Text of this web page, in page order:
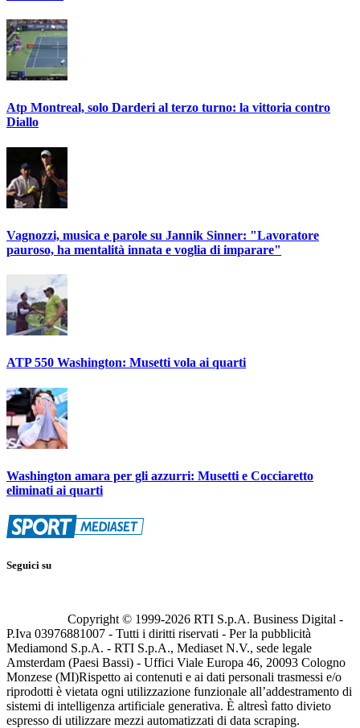
Atp Montreal, solo Darderi al terzo turno: la vittoria contro
Diallo
Vagnozzi, musica e parole su Jannik Sinner: "Lavoratore
pauroso, ha mentalità innata e voglia di imparare"
ATP 550 Washington: Musetti vola ai quarti
Washington amara per gli azzurri: Musetti e Cocciaretto
eliminati ai quarti
Seguici su
Copyright © 1999-2026 RTI S.p.A. Business Digital -
P.Iva 03976881007 - Tutti i diritti riservati - Per la pubblicità
Mediamond S.p.A. - RTI S.p.A., Mediaset N.V., sede legale
Amsterdam (Paesi Bassi) - Uffici Viale Europa 46, 20093 Cologno
Monzese (MI)Rispetto ai contenuti e ai dati personali trasmessi e/o
riprodotti è vietata ogni utilizzazione funzionale all’addestramento di
sistemi di intelligenza artificiale generativa. È altresì fatto divieto
espresso di utilizzare mezzi automatizzati di data scraping.